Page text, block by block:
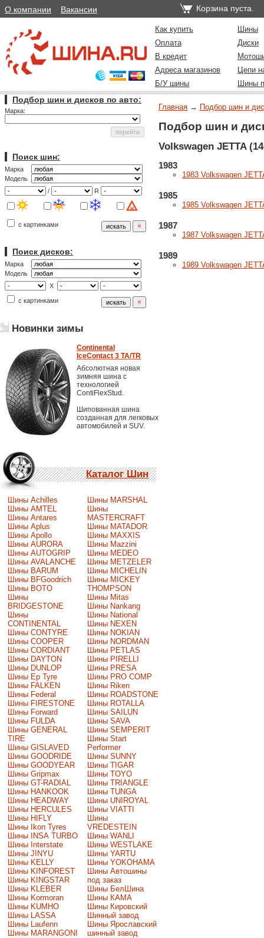
О компании Вакансии Корзина пуста.
Как купить
Шины
Оплата
Диски
В кредит
Адреса магазинов
Цепи
Б/У шины
Шины
Подбор шин и дисков по авто:
Марка:
Поиск шин:
Марка
Модель
/
R
с картинками
Поиск дисков:
Марка
Модель
X
с картинками
Новинки зимы
Continental
IceContact 3 TA/TR
Абсолютная новая
зимняя шина с
технологией
ContiFlexStud.
Шипованная шина
созданная для легковых
автомобилей и SUV.
Каталог Шин
Шины Achilles
Шины AMTEL
Шины Antares
Шины Aplus
Шины Apollo
Шины AURORA
Шины AUTOGRIP
Шины AVALANCHE
Шины BARUM
Шины BFGoodrich
Шины BOTO
Шины
BRIDGESTONE
Шины
CONTINENTAL
Шины CONTYRE
Шины COOPER
Шины CORDIANT
Шины DAYTON
Шины DUNLOP
Шины Ep Tyre
Шины FALKEN
Шины Federal
Шины FIRESTONE
Шины Forward
Шины FULDA
Шины GENERAL
TIRE
Шины GISLAVED
Шины GOODRIDE
Шины GOODYEAR
Шины Gripmax
Шины GT-RADIAL
Шины HANKOOK
Шины HEADWAY
Шины HERCULES
Шины HIFLY
Шины Ikon Tyres
Шины INSA TURBO
Шины Interstate
Шины JINYU
Шины KELLY
Шины KINFOREST
Шины KINGSTAR
Шины KLEBER
Шины Kormoran
Шины KUMHO
Шины LASSA
Шины Laufenn
Шины MARANGONI
Шины MARSHAL
Шины
MASTERCRAFT
Шины MATADOR
Шины MAXXIS
Шины Mazzini
Шины MEDEO
Шины METZELER
Шины MICHELIN
Шины MICKEY
THOMPSON
Шины Mitas
Шины Nankang
Шины National
Шины NEXEN
Шины NOKIAN
Шины NORDMAN
Шины PETLAS
Шины PIRELLI
Шины PRESA
Шины PRO COMP
Шины Riken
Шины ROADSTONE
Шины ROTALLA
Шины SAILUN
Шины SAVA
Шины SEMPERIT
Шины Start
Performer
Шины SUNNY
Шины TIGAR
Шины TOYO
Шины TRIANGLE
Шины TUNGA
Шины UNIROYAL
Шины VIATTI
Шины
VREDESTEIN
Шины WANLI
Шины WESTLAKE
Шины YARTU
Шины YOKOHAMA
Шины Автошины
под заказ
Шины БелШина
Шины КАМА
Шины Кировский
Шинный завод
Шины Ярославский
шинный завод
Главная → Подбор шин и
Подбор шин и
Volkswagen JETTA
1983
1983 Volkswagen
1985
1985 Volkswagen
1987
1987 Volkswagen
1989
1989 Volkswagen